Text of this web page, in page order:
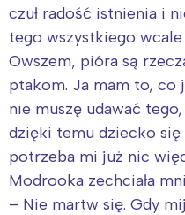
czuł radość istnienia i
tego wszystkiego
Owszem, pióra są
ptakom. Ja mam to, co
nie muszę udawać
dzięki temu dziecko się
potrzeba mi już nic
Modrooka zechciała
– Nie martw się. Gdy